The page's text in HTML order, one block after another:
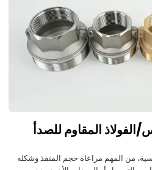
المقاوم للصدأ
من المهم مراعاة حجم المنفذ وشكله